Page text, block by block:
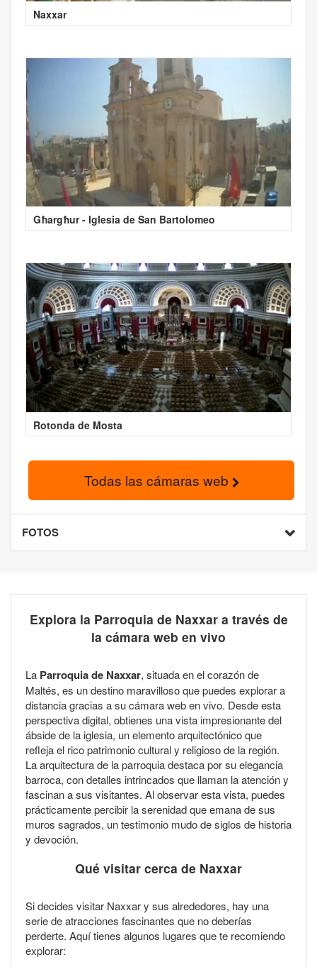
Naxxar
Għargħur - Iglesia de San Bartolomeo
Rotonda de Mosta
Todas las cámaras web
FOTOS
Explora la Parroquia de Naxxar a través de
la cámara web en vivo
La Parroquia de Naxxar, situada en el corazón de
Maltés, es un destino maravilloso que puedes explorar a
distancia gracias a su cámara web en vivo. Desde esta
perspectiva digital, obtienes una vista impresionante del
ábside de la iglesia, un elemento arquitectónico que
refleja el rico patrimonio cultural y religioso de la región.
La arquitectura de la parroquia destaca por su elegancia
barroca, con detalles intrincados que llaman la atención y
fascinan a sus visitantes. Al observar esta vista, puedes
prácticamente percibir la serenidad que emana de sus
muros sagrados, un testimonio mudo de siglos de historia
y devoción.
Qué visitar cerca de Naxxar
Si decides visitar Naxxar y sus alrededores, hay una
serie de atracciones fascinantes que no deberías
perderte. Aquí tienes algunos lugares que te recomiendo
explorar: